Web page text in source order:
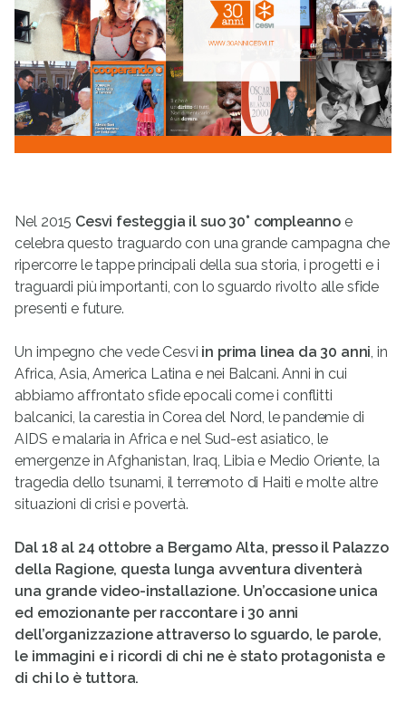
Nel 2015 Cesvi festeggia il suo 30° compleanno e
celebra questo traguardo con una grande campagna che
ripercorre le tappe principali della sua storia, i progetti e i
traguardi più importanti, con lo sguardo rivolto alle sfide
presenti e future.
Un impegno che vede Cesvi in prima linea da 30 anni, in
Africa, Asia, America Latina e nei Balcani. Anni in cui
abbiamo affrontato sfide epocali come i conflitti
balcanici, la carestia in Corea del Nord, le pandemie di
AIDS e malaria in Africa e nel Sud-est asiatico, le
emergenze in Afghanistan, Iraq, Libia e Medio Oriente, la
tragedia dello tsunami, il terremoto di Haiti e molte altre
situazioni di crisi e povertà.
Dal 18 al 24 ottobre a Bergamo Alta, presso il Palazzo
della Ragione, questa lunga avventura diventerà
una grande video-installazione. Un’occasione unica
ed emozionante per raccontare i 30 anni
dell’organizzazione attraverso lo sguardo, le parole,
le immagini e i ricordi di chi ne è stato protagonista e
di chi lo è tuttora.